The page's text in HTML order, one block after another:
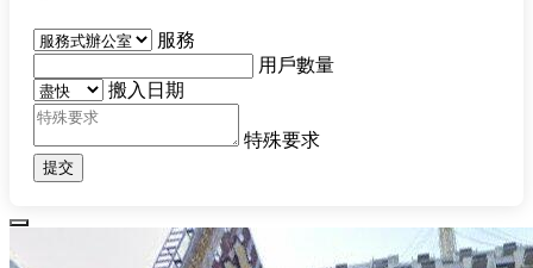
服務
用戶數量
搬入日期
特殊要求
提交